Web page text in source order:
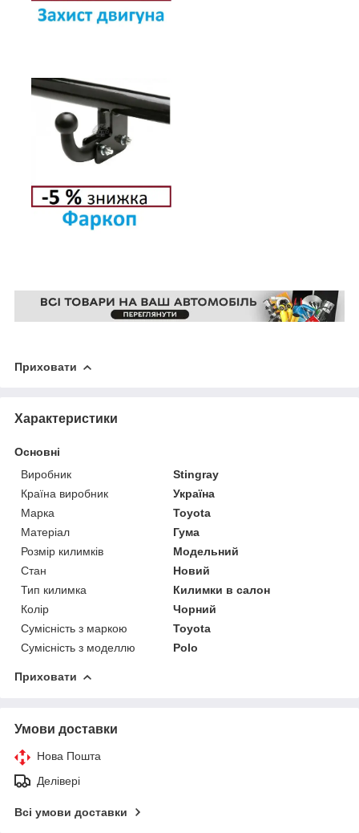
Приховати
Характеристики
Основні
Виробник
Stingray
Країна виробник
Україна
Марка
Toyota
Матеріал
Гума
Розмір килимків
Модельний
Стан
Новий
Тип килимка
Килимки в салон
Колір
Чорний
Сумісність з маркою
Toyota
Сумісність з моделлю
Polo
Приховати
Умови доставки
Нова Пошта
Делівері
Всі умови доставки